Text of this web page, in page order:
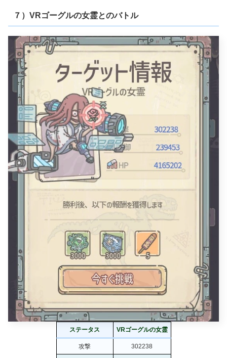
７）VRゴーグルの女霊とのバトル
ステータス VRゴーグルの女霊
攻撃 302238